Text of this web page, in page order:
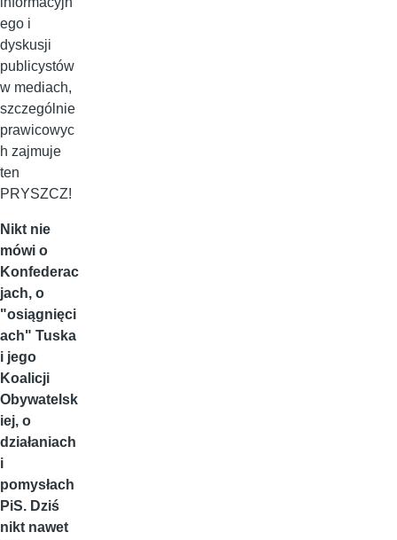
ego i
dyskusji
publicystów
w mediach,
szczególnie
prawicowyc
h zajmuje
ten
PRYSZCZ!
Nikt nie
mówi o
Konfederac
jach, o
"osiągnięci
ach" Tuska
i jego
Koalicji
Obywatelsk
iej, o
działaniach
i
pomysłach
PiS. Dziś
nikt nawet